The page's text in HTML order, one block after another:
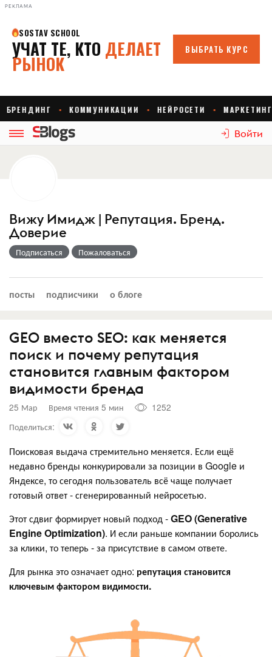
РЕКЛАМА
Войти
Вижу Имидж | Репутация. Бренд.
Доверие
Подписаться Пожаловаться
посты подписчики о блоге
GEO вместо SEO: как меняется
поиск и почему репутация
становится главным фактором
видимости бренда
25 Мар Время чтения 5 мин
1252
Поделиться:
Поисковая выдача стремительно меняется. Если ещё
недавно бренды конкурировали за позиции в Google и
Яндексе, то сегодня пользователь всё чаще получает
готовый ответ - сгенерированный нейросетью.
Этот сдвиг формирует новый подход -GEO (Generative
Engine Optimization). И если раньше компании боролись
за клики, то теперь - за присутствие в самом ответе.
Для рынка это означает одно: репутация становится
ключевым фактором видимости.